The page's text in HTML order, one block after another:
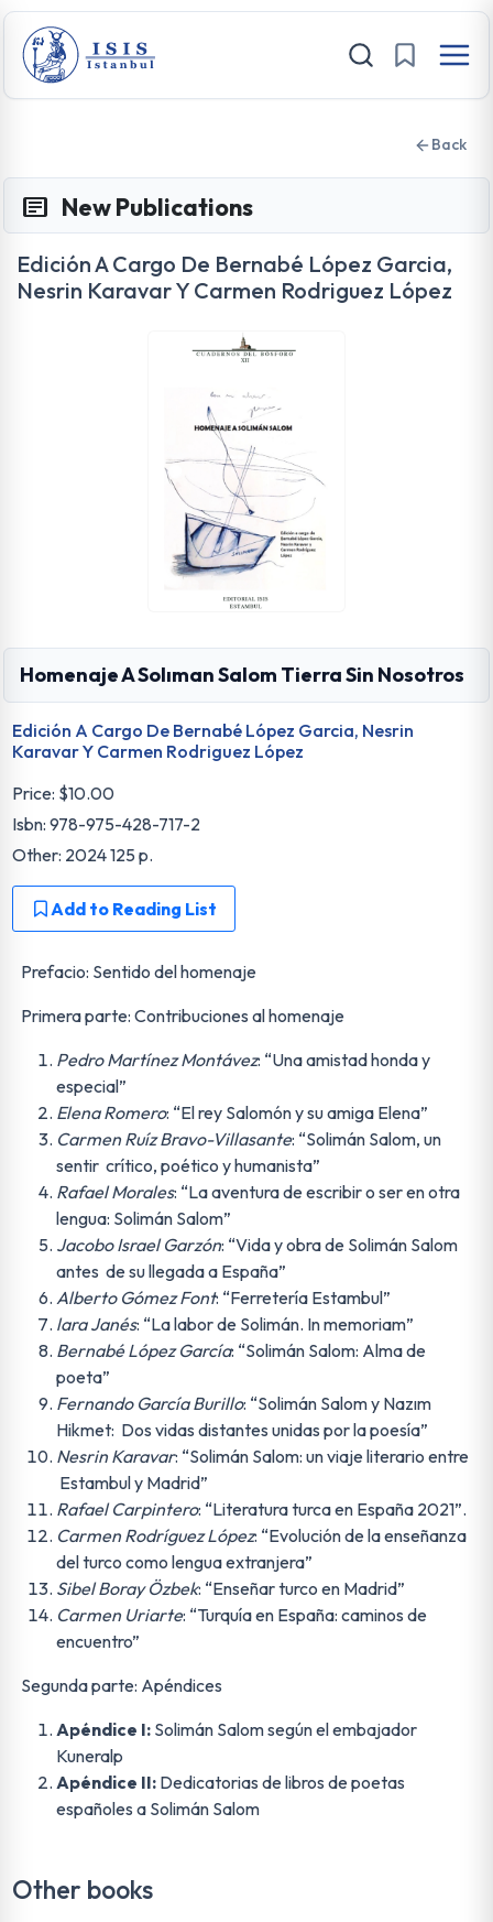
Back
New Publications
Edición A Cargo De Bernabé López Garcia,
Nesrin Karavar Y Carmen Rodriguez López
Homenaje A Solıman Salom Tierra Sin Nosotros
Edición A Cargo De Bernabé López Garcia, Nesrin
Karavar Y Carmen Rodriguez López
Price: $10.00
Isbn: 978-975-428-717-2
Other: 2024 125 p.
Add to Reading List
Prefacio: Sentido del homenaje
Primera parte: Contribuciones al homenaje
Pedro Martínez Montávez: “Una amistad honda y
especial”
Elena Romero: “El rey Salomón y su amiga Elena”
Carmen Ruíz Bravo-Villasante: “Solimán Salom, un
sentir crítico, poético y humanista”
Rafael Morales: “La aventura de escribir o ser en otra
lengua: Solimán Salom”
Jacobo Israel Garzón: “Vida y obra de Solimán Salom
antes de su llegada a España”
Alberto Gómez Font: “Ferretería Estambul”
lara Janés: “La labor de Solimán. In memoriam”
Bernabé López García: “Solimán Salom: Alma de
poeta”
Fernando García Burillo: “Solimán Salom y Nazım
Hikmet: Dos vidas distantes unidas por la poesía”
Nesrin Karavar: “Solimán Salom: un viaje literario entre
Estambul y Madrid”
Rafael Carpintero: “Literatura turca en España 2021”.
Carmen Rodríguez López: “Evolución de la enseñanza
del turco como lengua extranjera”
Sibel Boray Özbek: “Enseñar turco en Madrid”
Carmen Uriarte: “Turquía en España: caminos de
encuentro”
Segunda parte: Apéndices
Apéndice I: Solimán Salom según el embajador
Kuneralp
Apéndice II: Dedicatorias de libros de poetas
españoles a Solimán Salom
Other books